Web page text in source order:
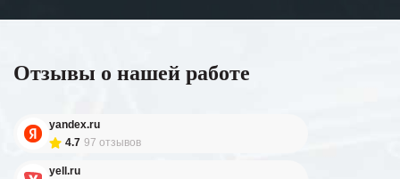
Отзывы о нашей работе
yandex.ru
4.7 97 отзывов
yell.ru